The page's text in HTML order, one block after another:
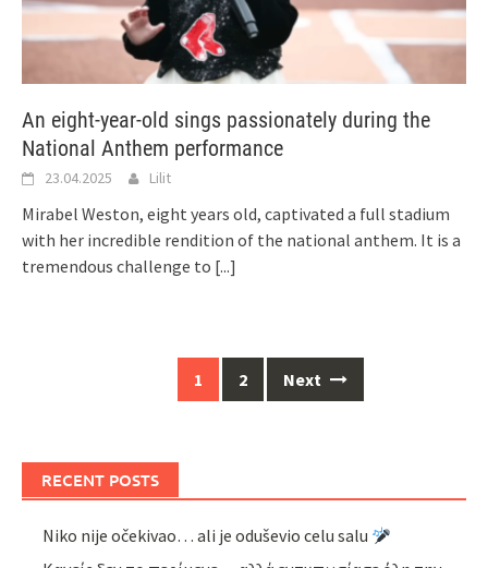
An eight-year-old sings passionately during the
National Anthem performance
23.04.2025 Lilit
Mirabel Weston, eight years old, captivated a full stadium
with her incredible rendition of the national anthem. It is a
tremendous challenge to [...]
1 2 Next
RECENT POSTS
Niko nije očekivao… ali je oduševio celu salu